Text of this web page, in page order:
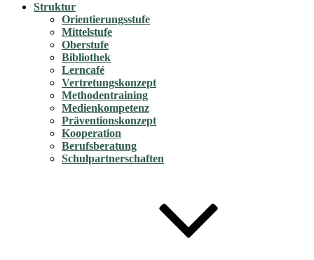
Struktur
Orientierungsstufe
Mittelstufe
Oberstufe
Bibliothek
Lerncafé
Vertretungskonzept
Methodentraining
Medienkompetenz
Präventionskonzept
Kooperation
Berufsberatung
Schulpartnerschaften